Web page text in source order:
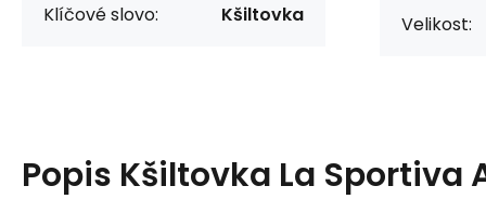
Klíčové slovo: Kšiltovka Velikost:
Popis Kšiltovka La Sportiva